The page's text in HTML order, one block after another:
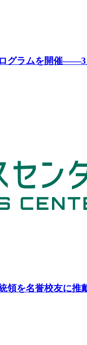
グラムを開催
領を名誉校友に